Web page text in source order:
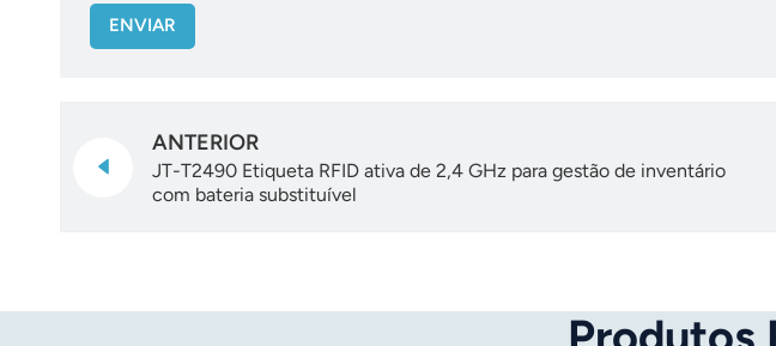
ENVIAR
ANTERIOR
JT-T2490 Etiqueta RFID ativa de 2,4 GHz para gestão de inventário
com bateria substituível